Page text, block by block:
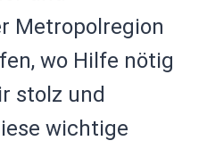
Metropolregion
wo Hilfe nötig
stolz und
wichtige